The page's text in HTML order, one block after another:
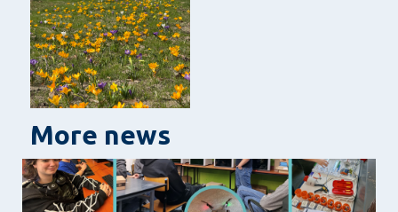
More news